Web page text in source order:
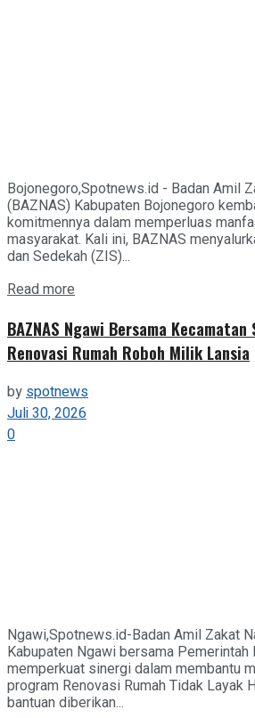
Bojonegoro,Spotnews.id - Badan Amil
(BAZNAS) Kabupaten Bojonegoro
komitmennya dalam memperluas
masyarakat. Kali ini, BAZNAS
dan Sedekah (ZIS)...
Read more
BAZNAS Ngawi Bersama
Renovasi Rumah Roboh Milik Lansia
byspotnews
Juli 30, 2026
0
Ngawi,Spotnews.id-Badan Amil Zakat
Kabupaten Ngawi bersama Pemerintah
memperkuat sinergi dalam membantu
program Renovasi Rumah Tidak Layak
bantuan diberikan...